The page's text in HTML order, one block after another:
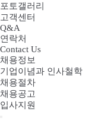
포토갤러리
고객센터
Q&A
연락처
Contact Us
채용정보
기업이념과 인사철학
채용절차
채용공고
입사지원